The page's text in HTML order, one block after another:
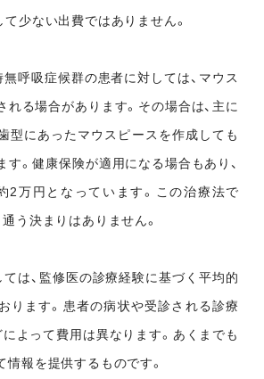
て少ない出費ではありません。
無呼吸症候群の患者に対しては、マウス
れる場合があります。その場合は、主に
型にあったマウスピースを作成しても
す。健康保険が適用になる場合もあり、
2万円となっています。この治療法で
う決まりはありません。
ては、監修医の診療経験に基づく平均的
ります。患者の病状や受診される診療
によって費用は異なります。あくまでも
報を提供するものです。